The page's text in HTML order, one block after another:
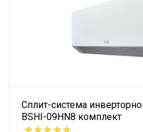
Сплит-система
BSHI-09HN8 комплект